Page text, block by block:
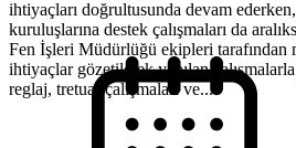
ihtiyaçları doğrultusunda devam
kuruluşlarına destek çalışmaları da
Fen İşleri Müdürlüğü ekipleri tarafından
ihtiyaçlar gözetilerek yapılan
reglaj, tretuar çalışmaları ve...